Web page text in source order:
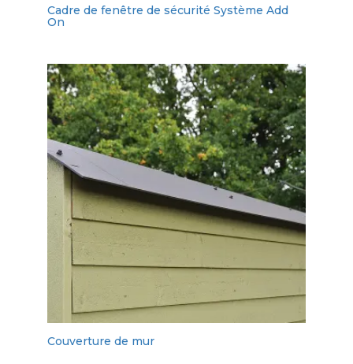
Cadre de fenêtre de sécurité Système Add
On
Couverture de mur